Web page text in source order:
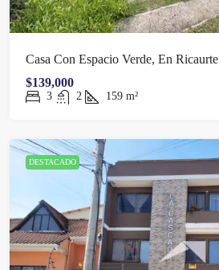
Casa Con Espacio Verde, En Ricaurte
$139,000
3 2 159 m²
DESTACADO